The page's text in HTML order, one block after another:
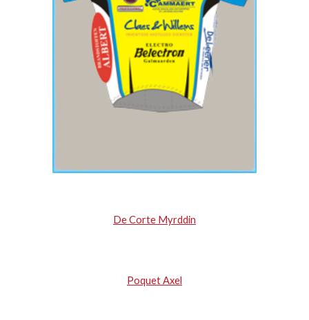
De Corte Myrddin
Poquet Axel